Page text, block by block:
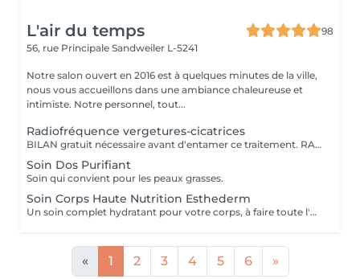
L'air du temps
98
56, rue Principale Sandweiler L-5241
Notre salon ouvert en 2016 est à quelques minutes de la ville,
nous vous accueillons dans une ambiance chaleureuse et
intimiste. Notre personnel, tout...
Radiofréquence vergetures-cicatrices
BILAN gratuit nécessaire avant d'entamer ce traitement. RADIOFREQUENCE CAPACTIVE RESISTIVE448Khz monopolaire Non douloureux, non invasif Améliore au fur à mesure les vergetures (rosées). Cicatrices récentes. Traitement de plusieurs séances nécessaire pour atteindre des résultats.
Soin Dos Purifiant
Soin qui convient pour les peaux grasses.
Soin Corps Haute Nutrition Esthederm
Un soin complet hydratant pour votre corps, à faire toute l'année pour garder une peau en bonne santé, mais surtout après des périodes d'exposition au soleil.
« 1 2 3 4 5 6 »